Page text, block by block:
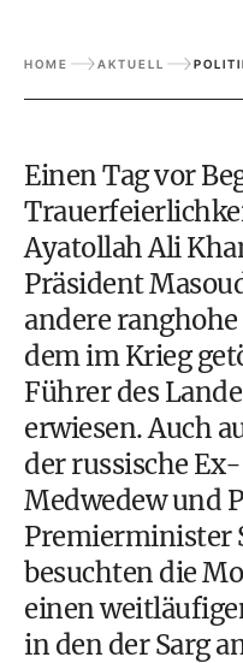
HOME AKTUELL
Einen Tag vor
Ayatollah Ali
Präsident
andere
dem im Krieg
Führer des
erwiesen. Auch
der russische
Medwedew und
Premierminister
besuchten die
einen
in den der Sarg